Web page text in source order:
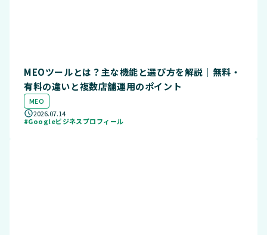
MEOツールとは？主な機能と選び方を解説｜無料・
有料の違いと複数店舗運用のポイント
MEO
2026.07.14
#Googleビジネスプロフィール